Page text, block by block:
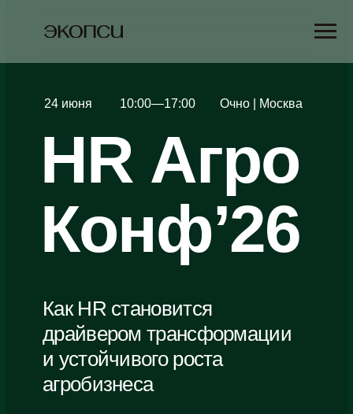
HR Агро
Конф’26
Как HR становится
драйвером трансформации
и устойчивого роста
агробизнеса
10:00—17:00 Очно | Москва
24 июня